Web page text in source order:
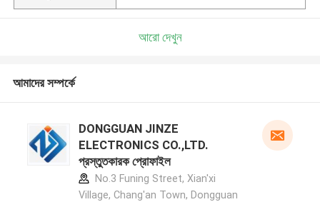
আরো দেখুন
আমাদের সম্পর্কে
DONGGUAN JINZE
ELECTRONICS CO.,LTD.
প্রস্তুতকারক প্রোফাইল
No.3 Funing Street, Xian'xi
Village, Chang'an Town, Dongguan